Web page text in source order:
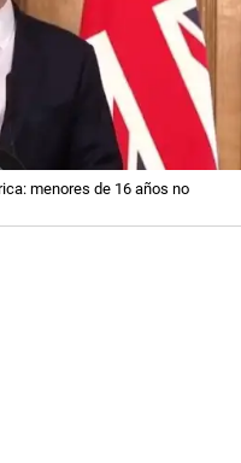
menores de 16 años no